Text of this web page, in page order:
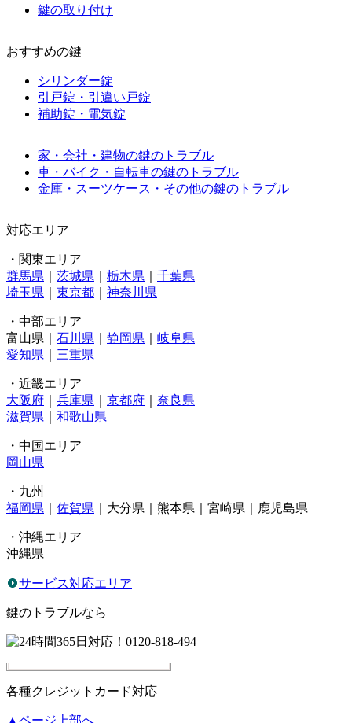
鍵の取り付け
おすすめの鍵
シリンダー錠
引戸錠・引違い戸錠
補助錠・電気錠
家・会社・建物の鍵のトラブル
車・バイク・自転車の鍵のトラブル
金庫・スーツケース・その他の鍵のトラブル
対応エリア
・関東エリア
群馬県
茨城県 栃木県
千葉県
埼玉県
東京都 神奈川県
・中部エリア
富山県｜ 石川県 静岡県
岐阜県
愛知県
三重県
・近畿エリア
大阪府
兵庫県 京都府
奈良県
滋賀県
和歌山県
・中国エリア
岡山県
・九州
福岡県
佐賀県 ｜大分県｜熊本県｜宮崎県｜鹿児島県
・沖縄エリア
沖縄県
サービス対応エリア
鍵のトラブルなら
各種クレジットカード対応